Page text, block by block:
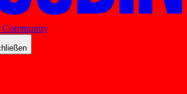
Community